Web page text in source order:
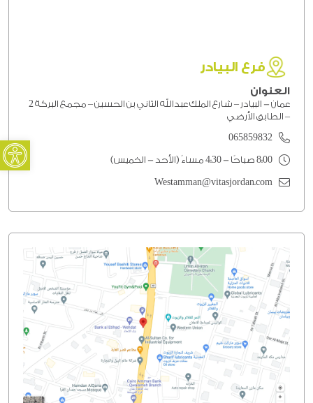
فرع البيادر
العنوان
عمان - البيادر – شارع الملك عبدالله الثاني بن الحسين – مجمع البركة 2
– الطابق الأرضي
065859832
8:00 صباحًا - 4:30 مساءً (الأحد - الخميس)
Westamman@vitasjordan.com